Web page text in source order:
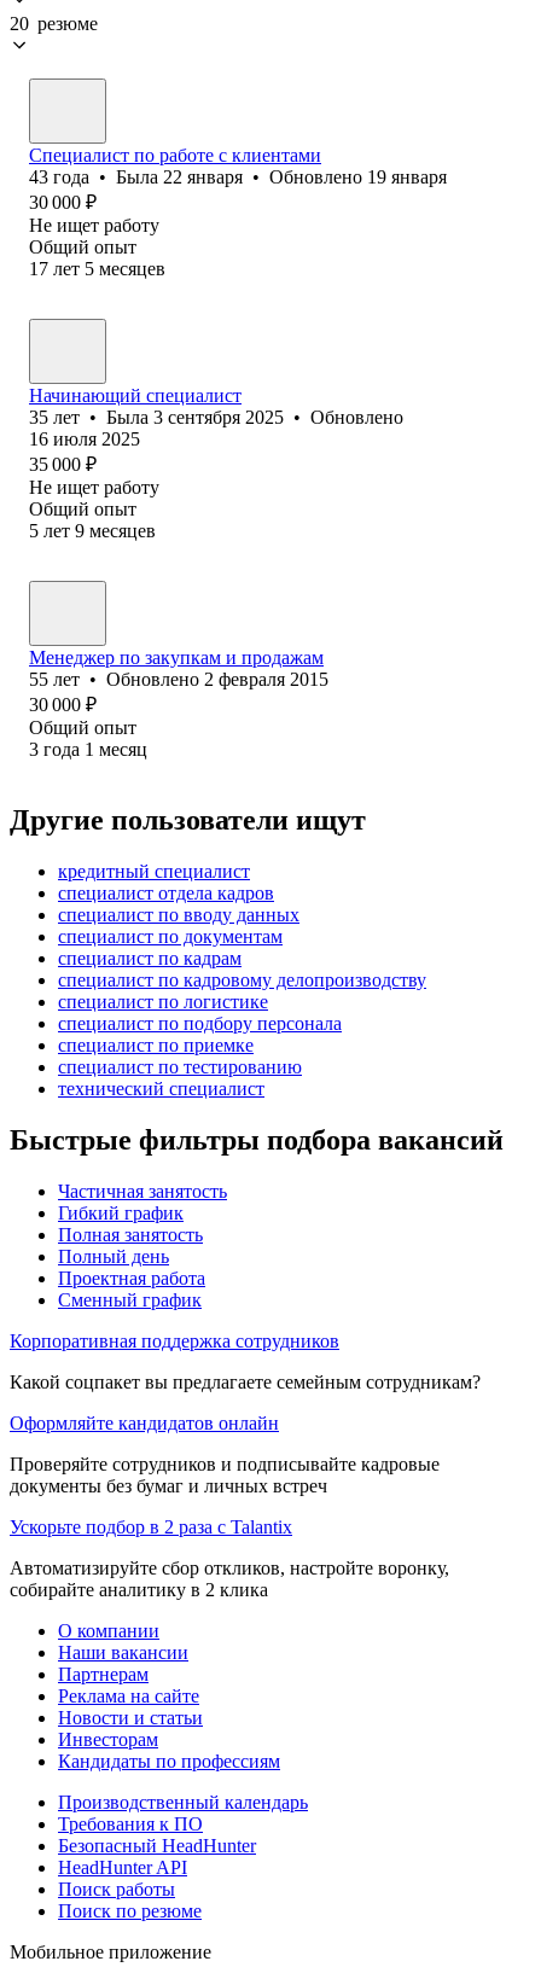
20 резюме
Специалист по работе с клиентами
43 года • Была 22 января • Обновлено 19 января
30 000 ₽
Не ищет работу
Общий опыт
17 лет 5 месяцев
Начинающий специалист
35 лет • Была 3 сентября 2025 • Обновлено
16 июля 2025
35 000 ₽
Не ищет работу
Общий опыт
5 лет 9 месяцев
Менеджер по закупкам и продажам
55 лет • Обновлено 2 февраля 2015
30 000 ₽
Общий опыт
3 года 1 месяц
Другие пользователи ищут
кредитный специалист
специалист отдела кадров
специалист по вводу данных
специалист по документам
специалист по кадрам
специалист по кадровому делопроизводству
специалист по логистике
специалист по подбору персонала
специалист по приемке
специалист по тестированию
технический специалист
Быстрые фильтры подбора вакансий
Частичная занятость
Гибкий график
Полная занятость
Полный день
Проектная работа
Сменный график
Корпоративная поддержка сотрудников
Какой соцпакет вы предлагаете семейным сотрудникам?
Оформляйте кандидатов онлайн
Проверяйте сотрудников и подписывайте кадровые
документы без бумаг и личных встреч
Ускорьте подбор в 2 раза с Talantix
Автоматизируйте сбор откликов, настройте воронку,
собирайте аналитику в 2 клика
О компании
Наши вакансии
Партнерам
Реклама на сайте
Новости и статьи
Инвесторам
Кандидаты по профессиям
Производственный календарь
Требования к ПО
Безопасный HeadHunter
HeadHunter API
Поиск работы
Поиск по резюме
Мобильное приложение